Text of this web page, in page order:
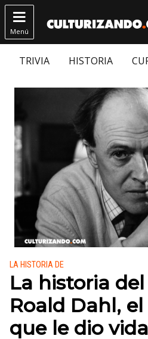

Menú
TRIVIA HISTORIA
Publicado en:
LA HISTORIA DE
La historia
Roald Dahl,
que le dio